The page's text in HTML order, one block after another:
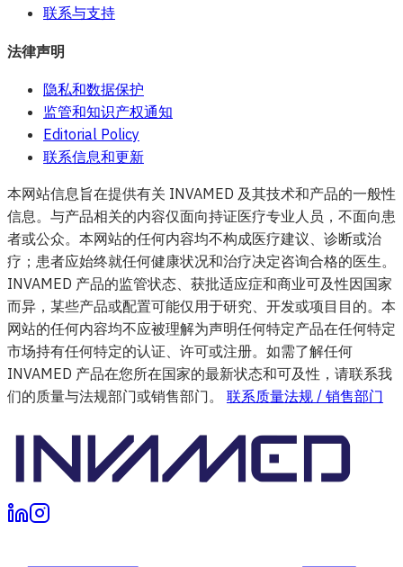
联系与支持
法律声明
隐私和数据保护
监管和知识产权通知
Editorial Policy
联系信息和更新
本网站信息旨在提供有关 INVAMED 及其技术和产品的一般性
信息。与产品相关的内容仅面向持证医疗专业人员，不面向患
者或公众。本网站的任何内容均不构成医疗建议、诊断或治
疗；患者应始终就任何健康状况和治疗决定咨询合格的医生。
INVAMED 产品的监管状态、获批适应症和商业可及性因国家
而异，某些产品或配置可能仅用于研究、开发或项目目的。本
网站的任何内容均不应被理解为声明任何特定产品在任何特定
市场持有任何特定的认证、许可或注册。如需了解任何
INVAMED 产品在您所在国家的最新状态和可及性，请联系我
们的质量与法规部门或销售部门。
联系质量法规 / 销售部门